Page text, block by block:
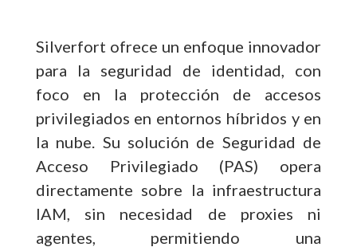
Silverfort ofrece un enfoque innovador
para la seguridad de identidad, con
foco en la protección de accesos
privilegiados en entornos híbridos y en
la nube. Su solución de Seguridad de
Acceso Privilegiado (PAS) opera
directamente sobre la infraestructura
IAM, sin necesidad de proxies ni
agentes, permitiendo una